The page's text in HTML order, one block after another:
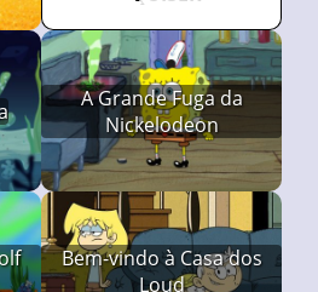
A Grande Fuga da
Nickelodeon
Bem-vindo à Casa dos
Loud